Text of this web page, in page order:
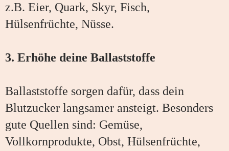
z.B. Eier, Quark, Skyr, Fisch,
Hülsenfrüchte, Nüsse.
3. Erhöhe deine Ballaststoffe
Ballaststoffe sorgen dafür, dass dein
Blutzucker langsamer ansteigt. Besonders
gute Quellen sind: Gemüse,
Vollkornprodukte, Obst, Hülsenfrüchte,